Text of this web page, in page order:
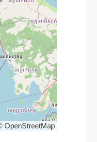
OpenStreetMap